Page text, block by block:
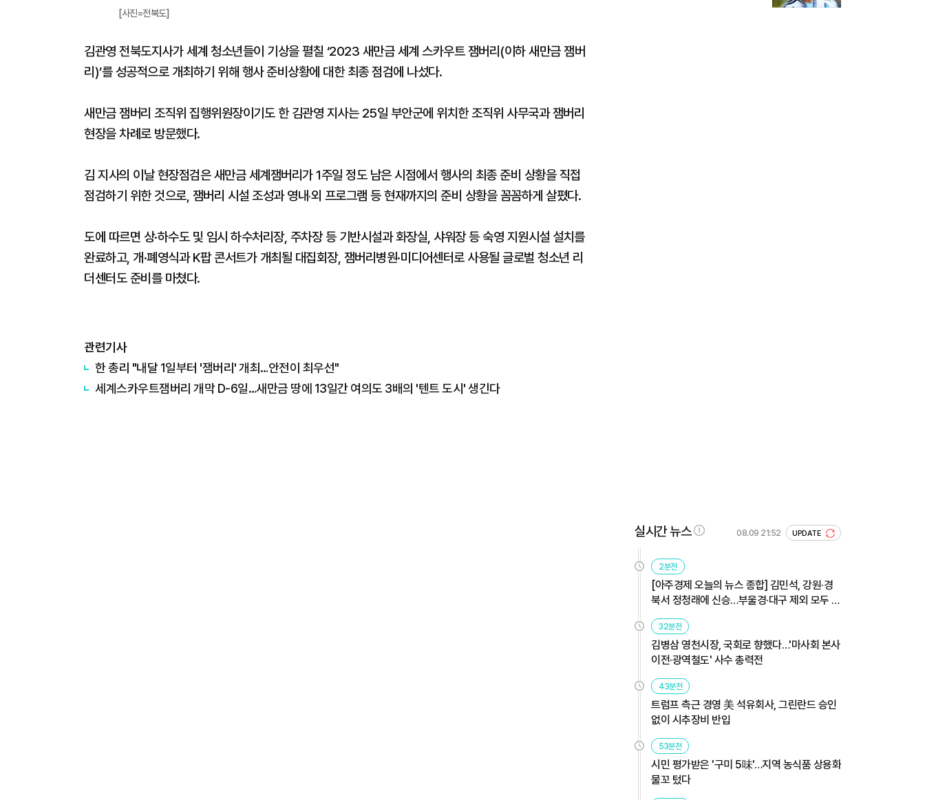
[사진=전북도]
김관영 전북도지사가 세계 청소년들이 기상을 펼칠 ‘2023 새만금 세계 스카우트 잼버리(이하 새만금 잼버
리)’를 성공적으로 개최하기 위해 행사 준비상황에 대한 최종 점검에 나섰다.
새만금 잼버리 조직위 집행위원장이기도 한 김관영 지사는 25일 부안군에 위치한 조직위 사무국과 잼버리
현장을 차례로 방문했다.
김 지사의 이날 현장점검은 새만금 세계잼버리가 1주일 정도 남은 시점에서 행사의 최종 준비 상황을 직접
점검하기 위한 것으로, 잼버리 시설 조성과 영내‧외 프로그램 등 현재까지의 준비 상황을 꼼꼼하게 살폈다.
도에 따르면 상·하수도 및 임시 하수처리장, 주차장 등 기반시설과 화장실, 샤워장 등 숙영 지원시설 설치를
완료하고, 개·폐영식과 K팝 콘서트가 개최될 대집회장, 잼버리병원·미디어센터로 사용될 글로벌 청소년 리
더센터도 준비를 마쳤다.
관련기사
한 총리 "내달 1일부터 '잼버리' 개최…안전이 최우선"
세계스카우트잼버리 개막 D-6일…새만금 땅에 13일간 여의도 3배의 '텐트 도시' 생긴다
실시간 뉴스 08.09 21:52 UPDATE
2분전
[아주경제 오늘의 뉴스 종합] 김민석, 강원·경
북서 정청래에 신승…부울경·대구 제외 모두 웃
었다 外
32분전
김병삼 영천시장, 국회로 향했다…'마사회 본사
이전·광역철도' 사수 총력전
43분전
트럼프 측근 경영 美 석유회사, 그린란드 승인
없이 시추장비 반입
53분전
시민 평가받은 '구미 5味'…지역 농식품 상용화
물꼬 텄다